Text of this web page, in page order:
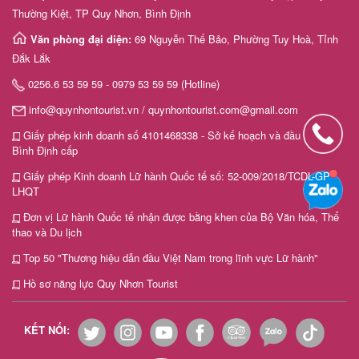
Thường Kiệt, TP Quy Nhơn, Bình Định
Văn phòng đại diện: 69 Nguyễn Thế Bảo, Phường Tuy Hoà, Tỉnh
Đắk Lắk
0256.6 53 59 59 - 0979 53 59 59 (Hotline)
info@quynhontourist.vn / quynhontourist.com@gmail.com
Giấy phép kinh doanh số 4101468338 - Sở kế hoạch và đầu tư tỉnh
Bình Định cấp
Giấy phép Kinh doanh Lữ hành Quốc tế số: 52-009/2018/TCDL-GP
LHQT
Đơn vị Lữ hành Quốc tế nhận được bằng khen của Bộ Văn hóa, Thể
thao và Du lịch
Top 50 "Thương hiệu dẫn đầu Việt Nam trong lĩnh vực Lữ hành"
Hồ sơ năng lực Quy Nhơn Tourist
KẾT NỐI: